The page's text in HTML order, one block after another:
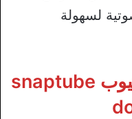
لسهولة
تحميل برنامج سناب تيوب snaptube